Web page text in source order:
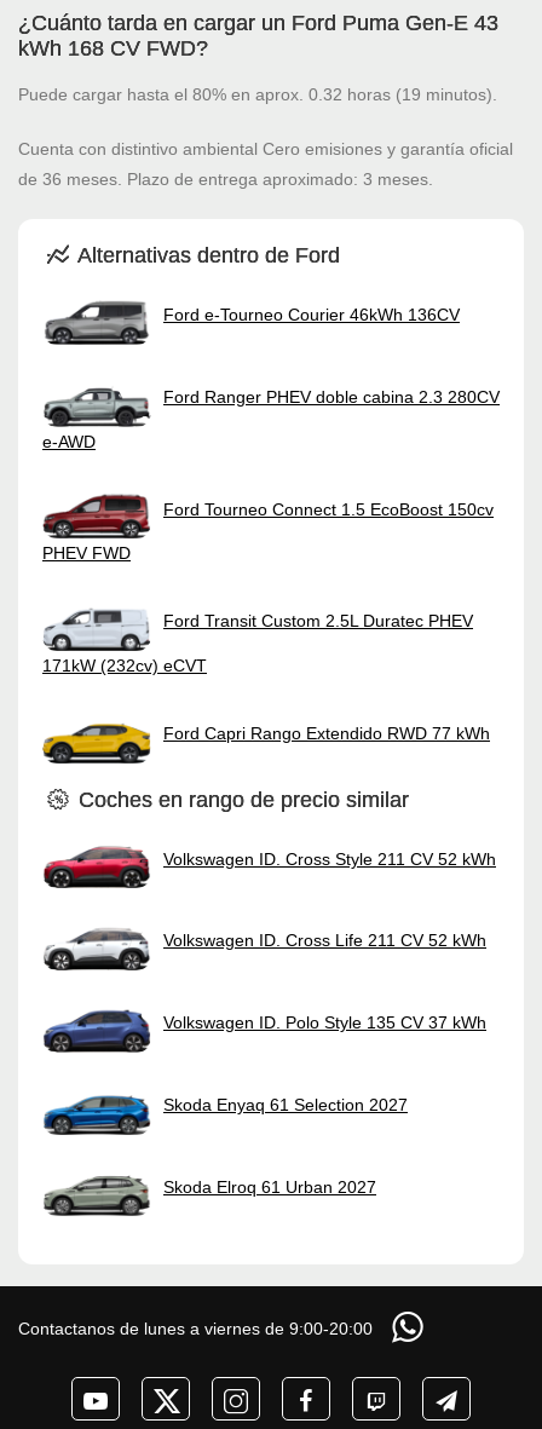
¿Cuánto tarda en cargar un Ford Puma Gen-E 43
kWh 168 CV FWD?
Puede cargar hasta el 80% en aprox. 0.32 horas (19 minutos).
Cuenta con distintivo ambiental Cero emisiones y garantía oficial
de 36 meses. Plazo de entrega aproximado: 3 meses.
Alternativas dentro de Ford
Ford e-Tourneo Courier 46kWh 136CV
Ford Ranger PHEV doble cabina 2.3 280CV
e-AWD
Ford Tourneo Connect 1.5 EcoBoost 150cv
PHEV FWD
Ford Transit Custom 2.5L Duratec PHEV
171kW (232cv) eCVT
Ford Capri Rango Extendido RWD 77 kWh
Coches en rango de precio similar
Volkswagen ID. Cross Style 211 CV 52 kWh
Volkswagen ID. Cross Life 211 CV 52 kWh
Volkswagen ID. Polo Style 135 CV 37 kWh
Skoda Enyaq 61 Selection 2027
Skoda Elroq 61 Urban 2027
Contactanos de lunes a viernes de 9:00-20:00